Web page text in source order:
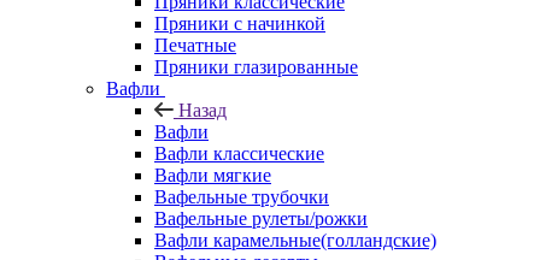
Пряники с начинкой
Печатные
Пряники глазированные
Вафли
Назад
Вафли
Вафли классические
Вафли мягкие
Вафельные трубочки
Вафельные рулеты/рожки
Вафли карамельные(голландские)